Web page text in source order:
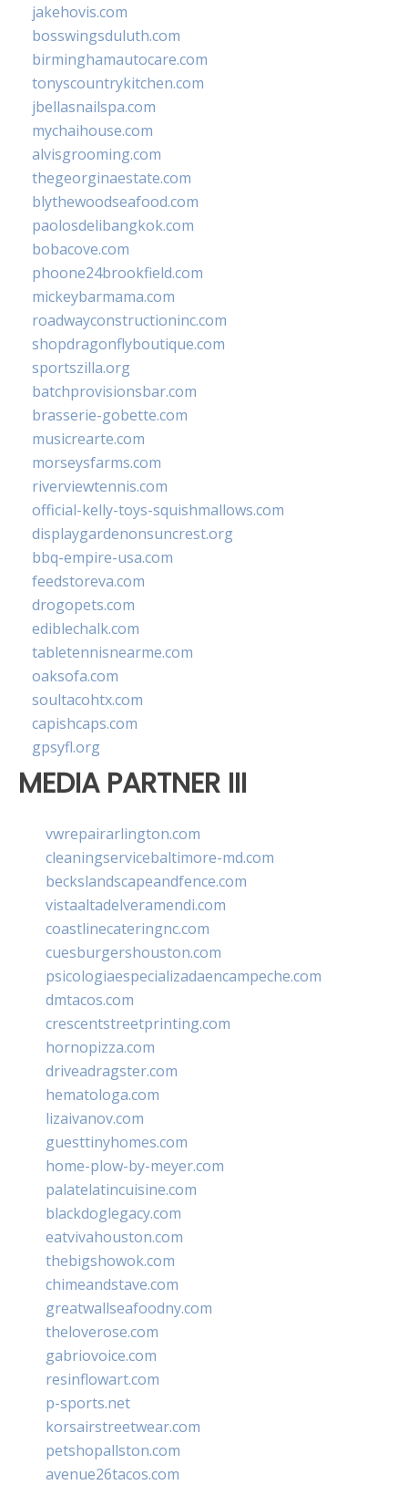
jakehovis.com
bosswingsduluth.com
birminghamautocare.com
tonyscountrykitchen.com
jbellasnailspa.com
mychaihouse.com
alvisgrooming.com
thegeorginaestate.com
blythewoodseafood.com
paolosdelibangkok.com
bobacove.com
phoone24brookfield.com
mickeybarmama.com
roadwayconstructioninc.com
shopdragonflyboutique.com
sportszilla.org
batchprovisionsbar.com
brasserie-gobette.com
musicrearte.com
morseysfarms.com
riverviewtennis.com
official-kelly-toys-squishmallows.com
displaygardenonsuncrest.org
bbq-empire-usa.com
feedstoreva.com
drogopets.com
ediblechalk.com
tabletennisnearme.com
oaksofa.com
soultacohtx.com
capishcaps.com
gpsyfl.org
MEDIA PARTNER III
vwrepairarlington.com
cleaningservicebaltimore-md.com
beckslandscapeandfence.com
vistaaltadelveramendi.com
coastlinecateringnc.com
cuesburgershouston.com
psicologiaespecializadaencampeche.com
dmtacos.com
crescentstreetprinting.com
hornopizza.com
driveadragster.com
hematologa.com
lizaivanov.com
guesttinyhomes.com
home-plow-by-meyer.com
palatelatincuisine.com
blackdoglegacy.com
eatvivahouston.com
thebigshowok.com
chimeandstave.com
greatwallseafoodny.com
theloverose.com
gabriovoice.com
resinflowart.com
p-sports.net
korsairstreetwear.com
petshopallston.com
avenue26tacos.com